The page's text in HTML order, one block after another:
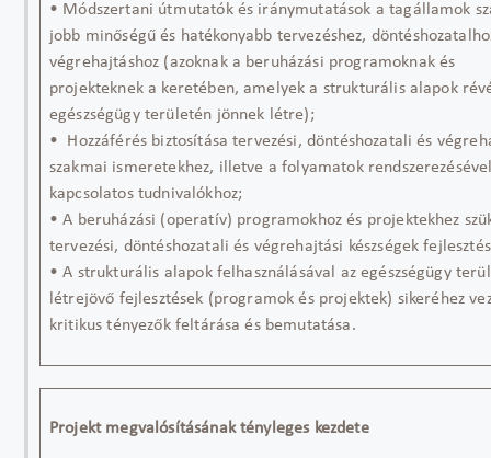
• Módszertani útmutatók és iránymutatások a tagállamok
jobb minőségű és hatékonyabb tervezéshez,
végrehajtáshoz (azoknak a beruházási programoknak és
projekteknek a keretében, amelyek a strukturális alapok
egészségügy területén jönnek létre);
• Hozzáférés biztosítása tervezési, döntéshozatali és
szakmai ismeretekhez, illetve a folyamatok
kapcsolatos tudnivalókhoz;
• A beruházási (operatív) programokhoz és projektekhez
tervezési, döntéshozatali és végrehajtási készségek
• A strukturális alapok felhasználásával az egészségügy
létrejövő fejlesztések (programok és projektek) sikeréhez
kritikus tényezők feltárása és bemutatása.
Projekt megvalósításának tényleges kezdete